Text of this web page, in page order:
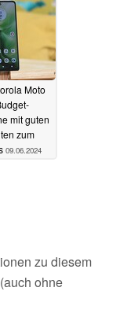
Moto
mit guten
zum
09.06.2024
zu diesem
ohne